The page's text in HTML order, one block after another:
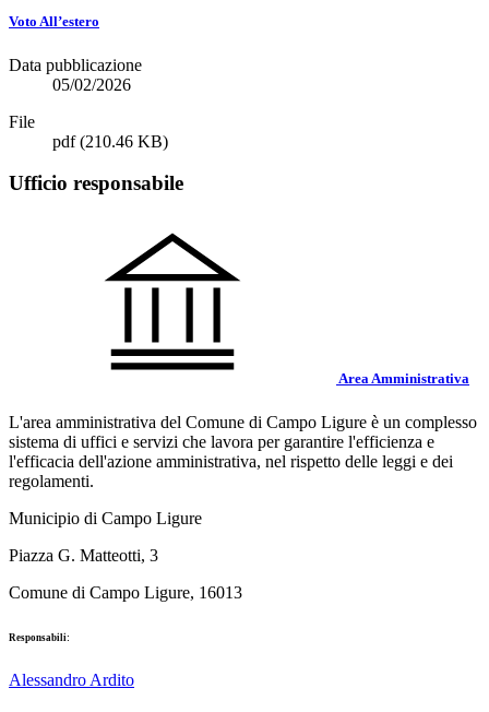
Voto All’estero
Data pubblicazione
05/02/2026
File
pdf(210.46 KB)
Ufficio responsabile
Area Amministrativa
L'area amministrativa del Comune di Campo Ligure è un complesso
sistema di uffici e servizi che lavora per garantire l'efficienza e
l'efficacia dell'azione amministrativa, nel rispetto delle leggi e dei
regolamenti.
Municipio di Campo Ligure
Piazza G. Matteotti, 3
Comune di Campo Ligure, 16013
Responsabili:
Alessandro Ardito